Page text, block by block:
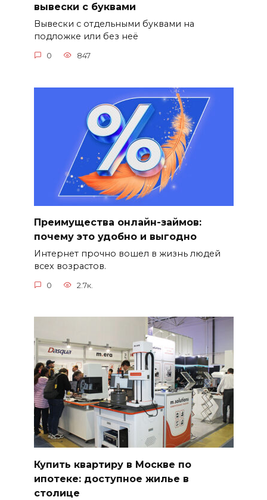
вывески с буквами
Вывески с отдельными буквами на
подложке или без неё
0 847
Преимущества онлайн-займов:
почему это удобно и выгодно
Интернет прочно вошел в жизнь людей
всех возрастов.
0 2.7к.
Купить квартиру в Москве по
ипотеке: доступное жилье в
столице